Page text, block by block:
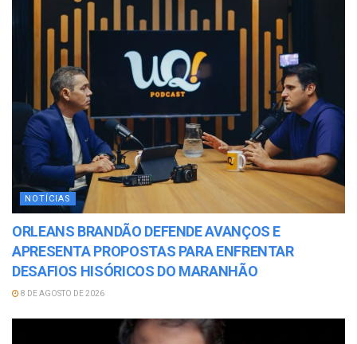
NOTÍCIAS
ORLEANS BRANDÃO DEFENDE AVANÇOS E
APRESENTA PROPOSTAS PARA ENFRENTAR
DESAFIOS HISÓRICOS DO MARANHÃO
8 DE AGOSTO DE 2026